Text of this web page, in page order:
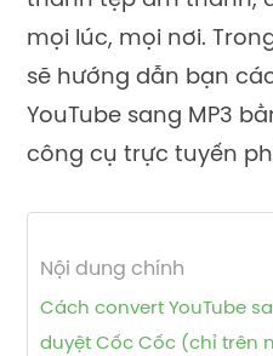
mọi lúc, mọi nơi.
sẽ hướng dẫn bạn
YouTube sang MP3
công cụ trực tuyến
Nội dung chính
Cách convert YouTube
duyệt Cốc Cốc (chỉ trên